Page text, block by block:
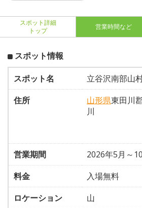
スポット詳細
トップ
営業時間など
スポット情報
スポット名
立谷沢南部山
住所
山形県東田川
川
営業期間
2026年5月～
料金
入場無料
ロケーション
山